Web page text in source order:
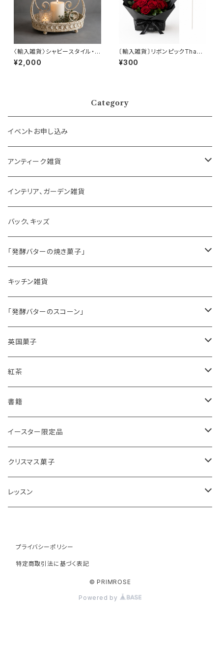
〈輸入雑貨〉シャビースタイル・エ
レガントトレイ
¥2,000
〔輸入雑貨〕リボンピックThank
you
¥300
Category
イベントお申し込み
アンティーク雑貨
ゼリーモールド
コンポート
ハマースレイ
インテリア、ガーデン雑貨
バック、キッズ
「発酵バターの焼き菓子」
バターサンドクッキー
シードケーキ
レモンドリズルケーキ
オーガニックラベンダー
ルバーブ
アールグレイ
いちご
キッチン雑貨
「発酵バターのスコーン」
プレーンスコーン
スコーンギフト
スコーンと紅茶のギフト
アールグレイティースコーン
チーズスコーン
オーガニックラベンダー
抹茶と小豆
栗のスコーン
苺ミルク
英国菓子
レモンドリズルケーキ
バナナブレッド
ウエリッシュケーキ
ヴィクトリアサンドイッチケーキ
オレンジとポピーシードのケーキ
シードケーキ
紅茶
アールグレイ
リーフ
ティーバッグ
セイロンティー
ディンブラ
ウバ
ルフナ
紅茶ギフト
紅茶・お菓子ギフト
薔薇の紅茶
イングリッシュブレックファースト
書籍
インテリア
紅茶缶
本
テーブル雑貨・器
イースター限定品
ビスケット・クッキー
アイシングクッキー
クリスマス菓子
ミンスパイ
ジンジャーブレッドマン
レッスン
オンラインレッスン
プライバシーポリシー
特定商取引法に基づく表記
© PRIMROSE
Powered by